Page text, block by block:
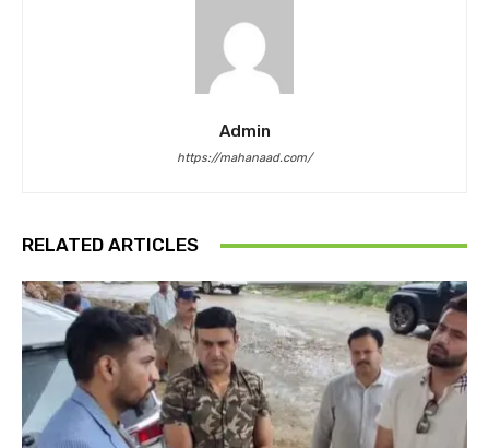
Admin
https://mahanaad.com/
RELATED ARTICLES